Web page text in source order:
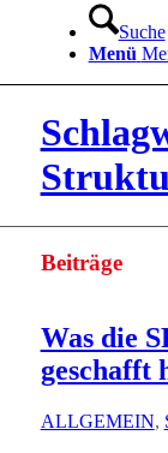
Suche
Menü
Beiträge
Was die
geschafft
ALLGEMEIN,